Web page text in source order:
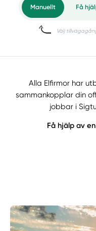
Alla Elfirmor har
sammankopplar din
jobbar i
Få hjälp av